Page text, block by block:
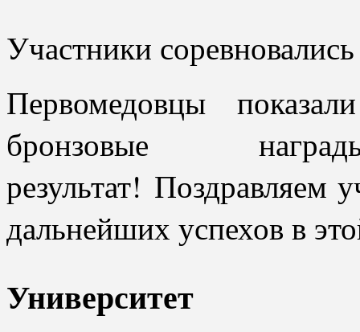
Участники
Первомедовцы
бронзовые
результат! Поздравляем
дальнейших успехов в
Университет